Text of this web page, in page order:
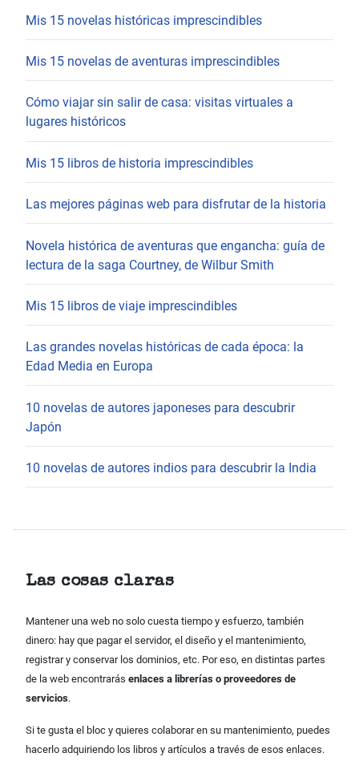
Mis 15 novelas históricas imprescindibles
Mis 15 novelas de aventuras imprescindibles
Cómo viajar sin salir de casa: visitas virtuales a
lugares históricos
Mis 15 libros de historia imprescindibles
Las mejores páginas web para disfrutar de la historia
Novela histórica de aventuras que engancha: guía de
lectura de la saga Courtney, de Wilbur Smith
Mis 15 libros de viaje imprescindibles
Las grandes novelas históricas de cada época: la
Edad Media en Europa
10 novelas de autores japoneses para descubrir
Japón
10 novelas de autores indios para descubrir la India
Las cosas claras
Mantener una web no solo cuesta tiempo y esfuerzo, también
dinero: hay que pagar el servidor, el diseño y el mantenimiento,
registrar y conservar los dominios, etc. Por eso, en distintas partes
de la web encontrarás enlaces a librerías o proveedores de
servicios.
Si te gusta el bloc y quieres colaborar en su mantenimiento, puedes
hacerlo adquiriendo los libros y artículos a través de esos enlaces.